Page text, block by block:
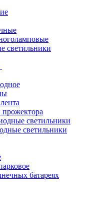
светильники
светильники
светильники
батареях